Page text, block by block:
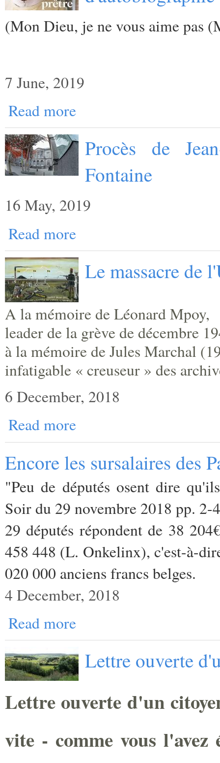
(Mon Dieu, je ne vous aime pas
7 June, 2019
Read more
Procès de
Fontaine
16 May, 2019
Read more
Le massacre de
A la mémoire de Léonard Mpoy,
leader de la grève de décembre
à la mémoire de Jules Marchal
infatigable « creuseur » des
6 December, 2018
Read more
Encore les sursalaires des
"Peu de députés osent dire
Soir du 29 novembre 2018 pp. 2-4
29 députés répondent de 38
458 448 (L. Onkelinx), c'est-à-
020 000 anciens francs belges.
4 December, 2018
Read more
Lettre ouverte
Lettre ouverte d'un
vite - comme vous